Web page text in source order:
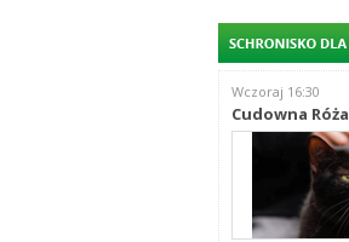
Wczoraj 16:30
Cudowna Róża